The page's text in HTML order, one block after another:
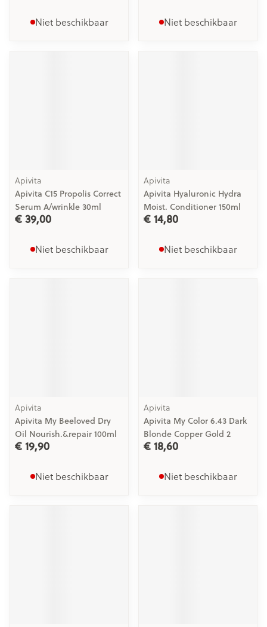
Niet beschikbaar Niet beschikbaar
Apivita
Apivita C15 Propolis Correct
Serum A/wrinkle 30ml
€ 39,00
Niet beschikbaar
Apivita
Apivita Hyaluronic Hydra
Moist. Conditioner 150ml
€ 14,80
Niet beschikbaar
Apivita
Apivita My Beeloved Dry
Oil Nourish.&repair 100ml
€ 19,90
Niet beschikbaar
Apivita
Apivita My Color 6.43 Dark
Blonde Copper Gold 2
€ 18,60
Niet beschikbaar